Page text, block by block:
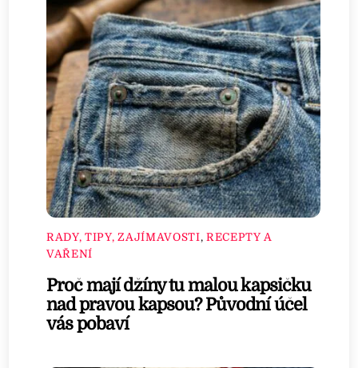
RADY, TIPY, ZAJÍMAVOSTI, RECEPTY A
VAŘENÍ
Proč mají džíny tu malou kapsičku
nad pravou kapsou? Původní účel
vás pobaví